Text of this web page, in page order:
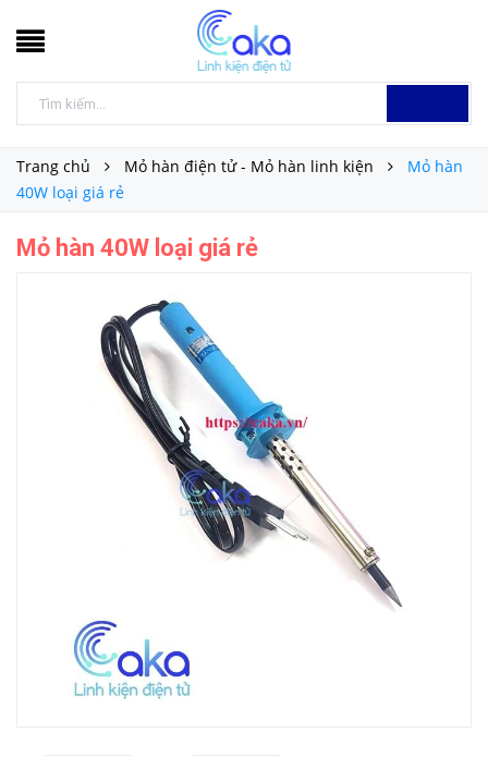
Trang chủ Mỏ hàn điện tử - Mỏ hàn linh kiện
Mỏ hàn
40W loại giá rẻ
Mỏ hàn 40W loại giá rẻ